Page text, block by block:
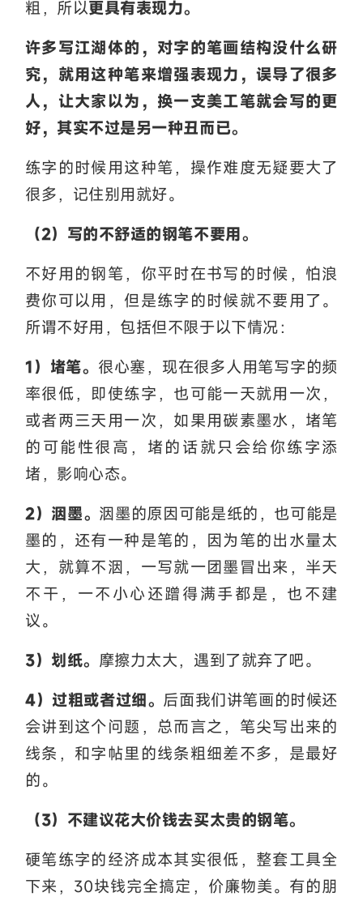
粗，所以更具有表现力。
许多写江湖体的，对字的笔画结构没什么研
究，就用这种笔来增强表现力，误导了很多
人，让大家以为，换一支美工笔就会写的更
好，其实不过是另一种丑而已。
练字的时候用这种笔，操作难度无疑要大了
很多，记住别用就好。
（2）写的不舒适的钢笔不要用。
不好用的钢笔，你平时在书写的时候，怕浪
费你可以用，但是练字的时候就不要用了。
所谓不好用，包括但不限于以下情况：
1）堵笔。 很心塞，现在很多人用笔写字的频
率很低，即使练字，也可能一天就用一次，
或者两三天用一次，如果用碳素墨水，堵笔
的可能性很高，堵的话就只会给你练字添
堵，影响心态。
2）洇墨。 洇墨的原因可能是纸的，也可能是
墨的，还有一种是笔的，因为笔的出水量太
大，就算不洇，一写就一团墨冒出来，半天
不干，一不小心还蹭得满手都是，也不建
议。
3）划纸。 摩擦力太大，遇到了就弃了吧。
4）过粗或者过细。 后面我们讲笔画的时候还
会讲到这个问题，总而言之，笔尖写出来的
线条，和字帖里的线条粗细差不多，是最好
的。
（3）不建议花大价钱去买太贵的钢笔。
硬笔练字的经济成本其实很低，整套工具全
下来，30块钱完全搞定，价廉物美。有的朋